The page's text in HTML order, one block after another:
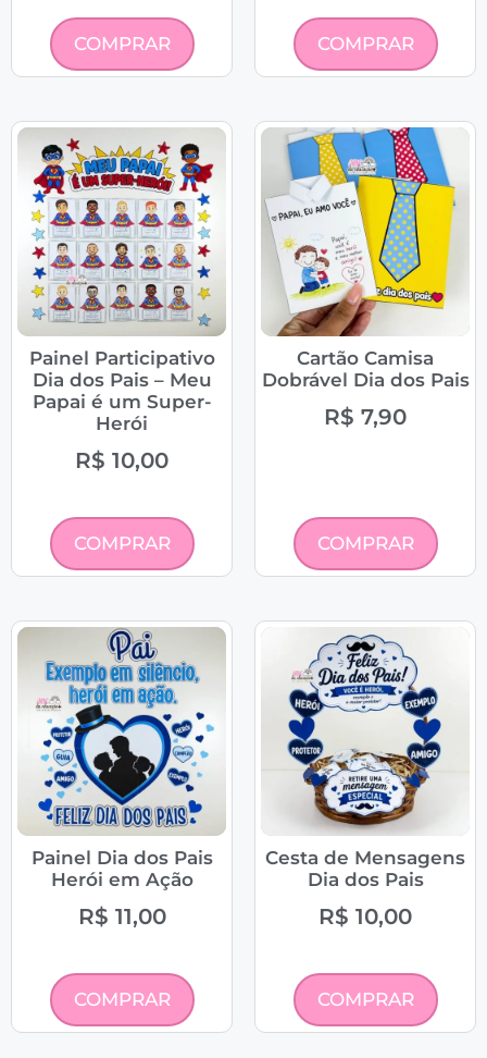
COMPRAR COMPRAR
Painel Participativo
Dia dos Pais – Meu
Papai é um Super-
Herói
R$ 10,00
COMPRAR
Cartão Camisa
Dobrável Dia dos Pais
R$ 7,90
COMPRAR
Painel Dia dos Pais
Herói em Ação
R$ 11,00
COMPRAR
Cesta de Mensagens
Dia dos Pais
R$ 10,00
COMPRAR